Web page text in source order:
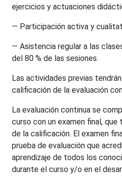
ejercicios y actuaciones
— Participación activa y
— Asistencia regular a las
del 80 % de las sesiones.
Las actividades previas
calificación de la evaluación
La evaluación continua se
curso con un examen final, que
de la calificación. El examen
prueba de evaluación que
aprendizaje de todos los
durante el curso y/o en el